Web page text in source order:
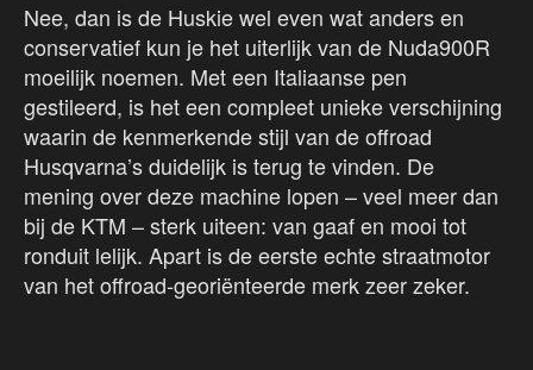
Nee, dan is de Huskie wel even wat anders en
conservatief kun je het uiterlijk van de Nuda900R
moeilijk noemen. Met een Italiaanse pen
gestileerd, is het een compleet unieke verschijning
waarin de kenmerkende stijl van de offroad
Husqvarna’s duidelijk is terug te vinden. De
mening over deze machine lopen – veel meer dan
bij de KTM – sterk uiteen: van gaaf en mooi tot
ronduit lelijk. Apart is de eerste echte straatmotor
van het offroad-georiënteerde merk zeer zeker.